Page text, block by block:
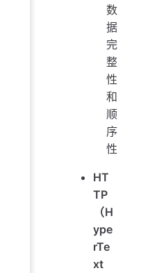
数
据
完
整
性
和
顺
序
性
HT
TP
（H
ype
rTe
xt